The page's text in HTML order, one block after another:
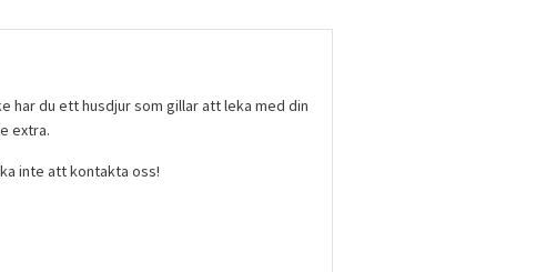
har du ett husdjur som gillar att leka med din
extra.
inte att kontakta oss!